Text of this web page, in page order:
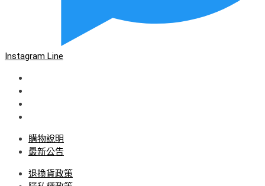
Instagram Line
購物說明
最新公告
退換貨政策